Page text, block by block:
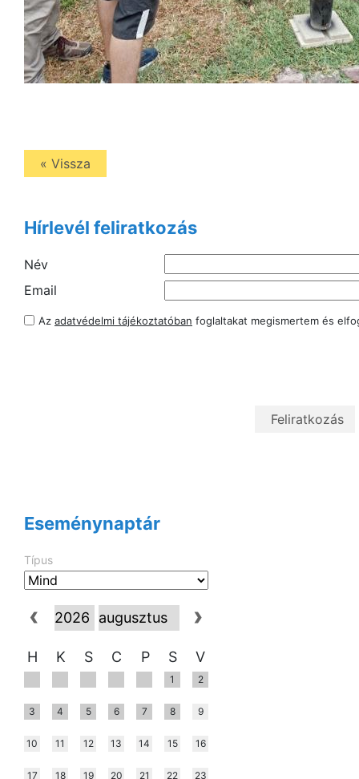
« Vissza
Hírlevél feliratkozás
Név
Email
Az adatvédelmi tájékoztatóban foglaltakat megismertem és
Eseménynaptár
Típus
H K S C P S V
1 2
3 4 5 6 7 8 9
10 11 12 13 14 15 16
17 18 19 20 21 22 23